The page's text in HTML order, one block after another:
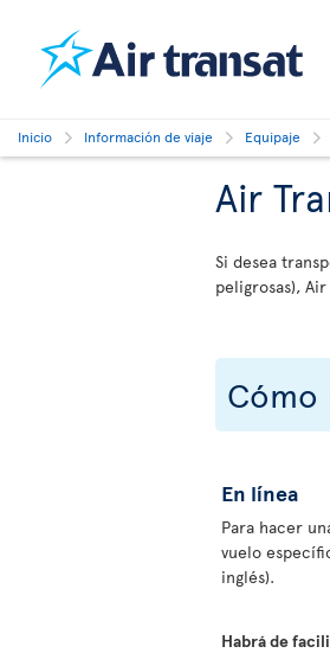
Inicio Información de viaje Equipaje
Air
Si desea
peligrosas), Air
Cómo
En línea
Para hacer
vuelo
inglés).
Habrá de